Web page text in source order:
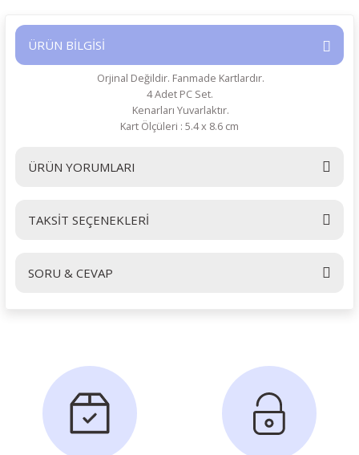
ÜRÜN BİLGİSİ
Orjinal Değildir. Fanmade Kartlardır.
4 Adet PC Set.
Kenarları Yuvarlaktır.
Kart Ölçüleri : 5.4 x 8.6 cm
ÜRÜN YORUMLARI
Bu ürüne ilk yorumu siz yapın!
TAKSİT SEÇENEKLERİ
SORU & CEVAP